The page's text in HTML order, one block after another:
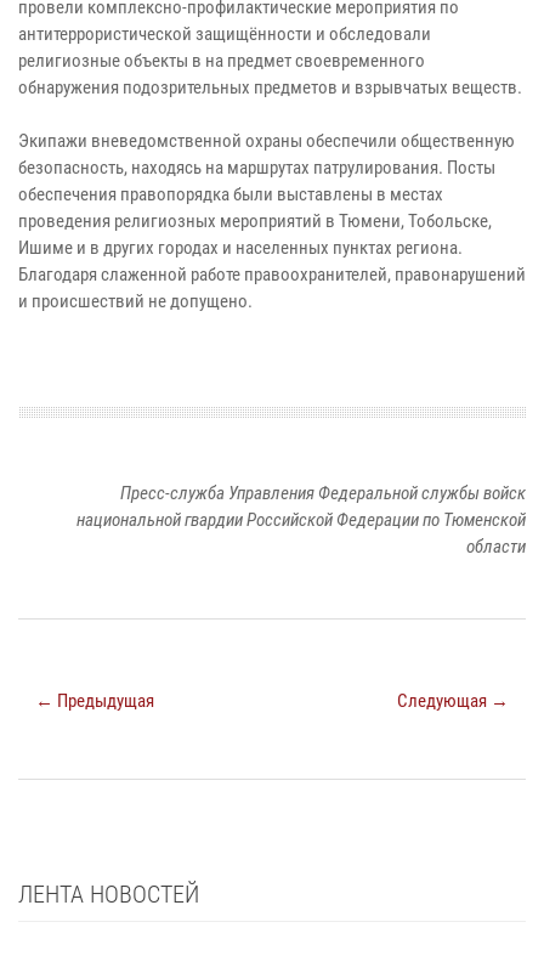
провели комплексно-профилактические мероприятия по
антитеррористической защищённости и обследовали
религиозные объекты в на предмет своевременного
обнаружения подозрительных предметов и взрывчатых веществ.
Экипажи вневедомственной охраны обеспечили общественную
безопасность, находясь на маршрутах патрулирования. Посты
обеспечения правопорядка были выставлены в местах
проведения религиозных мероприятий в Тюмени, Тобольске,
Ишиме и в других городах и населенных пунктах региона.
Благодаря слаженной работе правоохранителей, правонарушений
и происшествий не допущено.
Пресс-служба Управления Федеральной службы войск
национальной гвардии Российской Федерации по Тюменской
области
← Предыдущая Следующая →
ЛЕНТА НОВОСТЕЙ